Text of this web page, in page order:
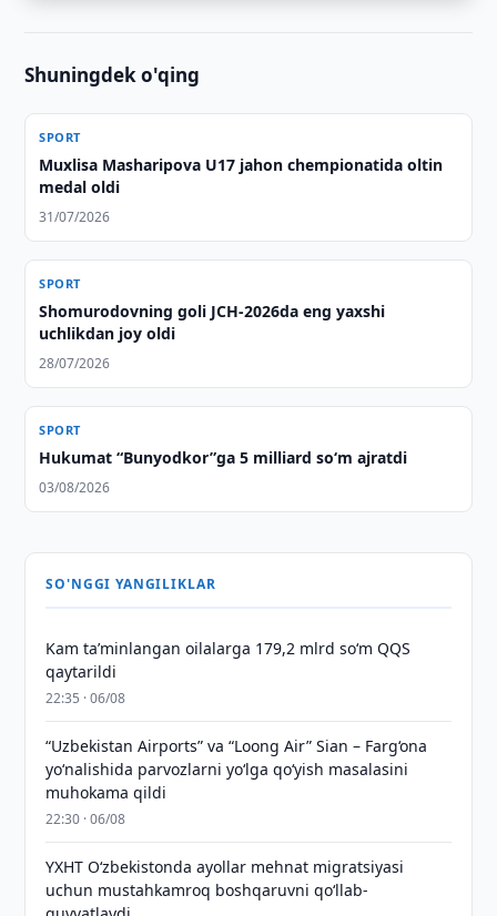
Shuningdek o'qing
SPORT
Muxlisa Masharipova U17 jahon chempionatida oltin
medal oldi
31/07/2026
SPORT
Shomurodovning goli JCH-2026da eng yaxshi
uchlikdan joy oldi
28/07/2026
SPORT
Hukumat “Bunyodkor”ga 5 milliard so‘m ajratdi
03/08/2026
SO'NGGI YANGILIKLAR
Kam taʼminlangan oilalarga 179,2 mlrd so‘m QQS
qaytarildi
22:35 · 06/08
“Uzbekistan Airports” va “Loong Air” Sian – Farg‘ona
yo‘nalishida parvozlarni yo‘lga qo‘yish masalasini
muhokama qildi
22:30 · 06/08
YXHT O‘zbekistonda ayollar mehnat migratsiyasi
uchun mustahkamroq boshqaruvni qo‘llab-